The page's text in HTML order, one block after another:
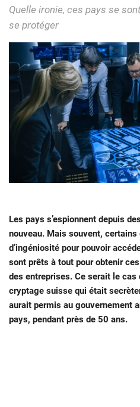
Quelle ironie, ces pays se
se protéger
Les pays s’espionnent depuis
nouveau. Mais souvent,
d’ingéniosité pour pouvoir
sont prêts à tout pour obtenir
des entreprises. Ce serait le cas
cryptage suisse qui était
aurait permis au gouvernement
pays, pendant près de 50 ans.